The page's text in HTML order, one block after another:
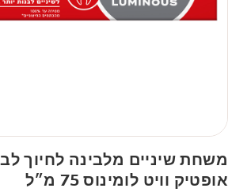
משחת שיניים מלבינה לחיוך
אופטיק וויט לומינוס 75 מ״ל